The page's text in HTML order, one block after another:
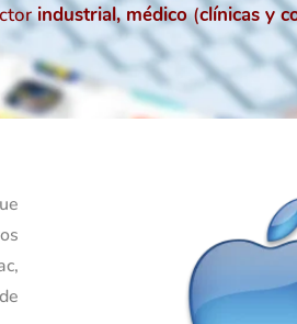
industrial, médico(clínicas y
,